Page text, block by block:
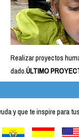
Realizar proyectos
dado.ÚLTIMO
y que te inspire para